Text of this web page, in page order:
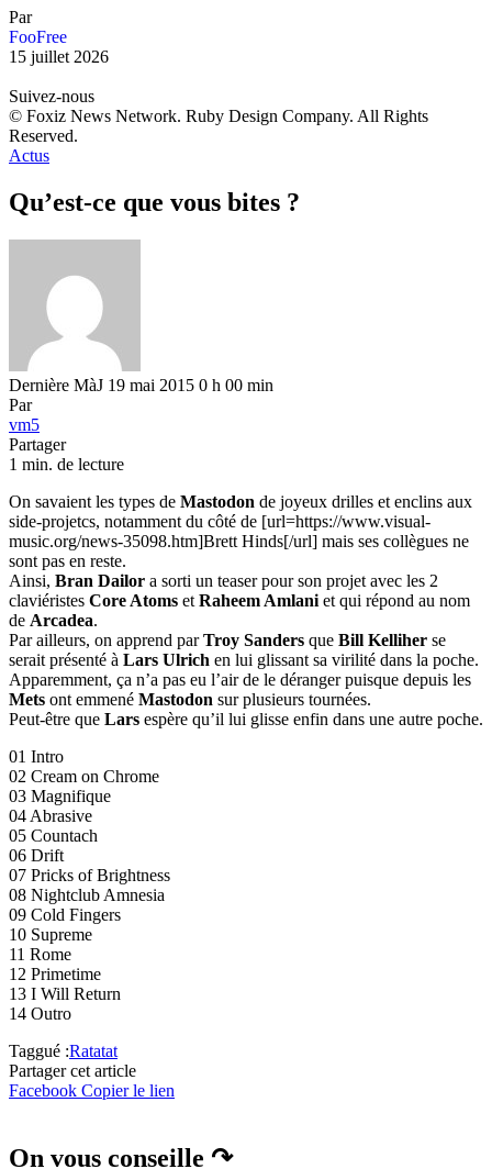
Par
FooFree
15 juillet 2026
Suivez-nous
© Foxiz News Network. Ruby Design Company. All Rights
Reserved.
Actus
Qu’est-ce que vous bites ?
Dernière MàJ 19 mai 2015 0 h 00 min
Par
vm5
Partager
1 min. de lecture
On savaient les types de Mastodon de joyeux drilles et enclins aux
side-projetcs, notamment du côté de [url=https://www.visual-
music.org/news-35098.htm]Brett Hinds[/url] mais ses collègues ne
sont pas en reste.
Ainsi, Bran Dailor a sorti un teaser pour son projet avec les 2
claviéristes Core Atoms et Raheem Amlani et qui répond au nom
de Arcadea.
Par ailleurs, on apprend parTroy Sanders que Bill Kelliher se
serait présenté à Lars Ulrich en lui glissant sa virilité dans la poche.
Apparemment, ça n’a pas eu l’air de le déranger puisque depuis les
Mets ont emmené Mastodon sur plusieurs tournées.
Peut-être que Lars espère qu’il lui glisse enfin dans une autre poche.
01 Intro
02 Cream on Chrome
03 Magnifique
04 Abrasive
05 Countach
06 Drift
07 Pricks of Brightness
08 Nightclub Amnesia
09 Cold Fingers
10 Supreme
11 Rome
12 Primetime
13 I Will Return
14 Outro
Taggué :Ratatat
Partager cet article
Facebook Copier le lien
On vous conseille ↷